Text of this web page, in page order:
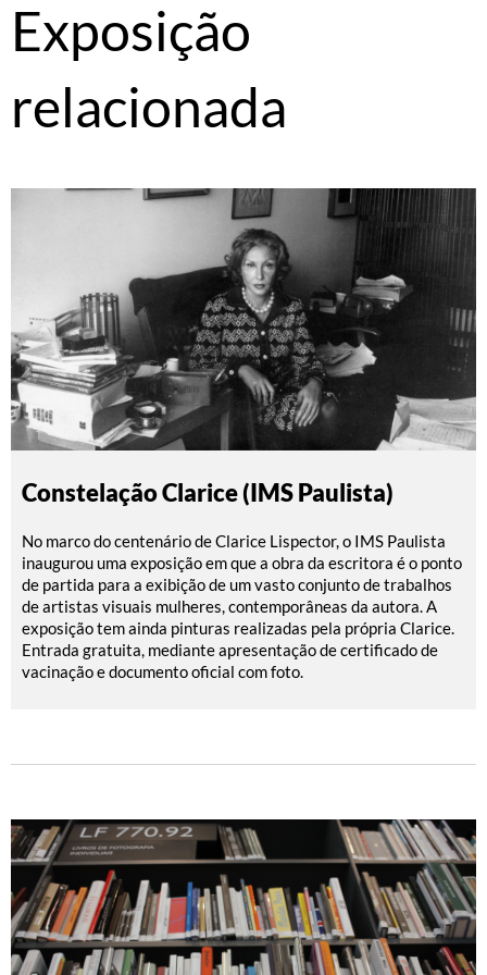
Exposição
relacionada
Constelação Clarice (IMS Paulista)
No marco do centenário de Clarice Lispector, o IMS Paulista
inaugurou uma exposição em que a obra da escritora é o ponto
de partida para a exibição de um vasto conjunto de trabalhos
de artistas visuais mulheres, contemporâneas da autora. A
exposição tem ainda pinturas realizadas pela própria Clarice.
Entrada gratuita, mediante apresentação de certificado de
vacinação e documento oficial com foto.